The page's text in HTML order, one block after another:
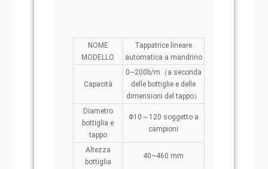
NOME
MODELLO
Tappatrice lineare
automatica a mandrino
Capacità
0~200b/m（a seconda
delle bottiglie e delle
dimensioni del tappo）
Diametro
bottiglia e
tappo
Φ10～120 soggetto a
campioni
Altezza
bottiglia
40~460 mm